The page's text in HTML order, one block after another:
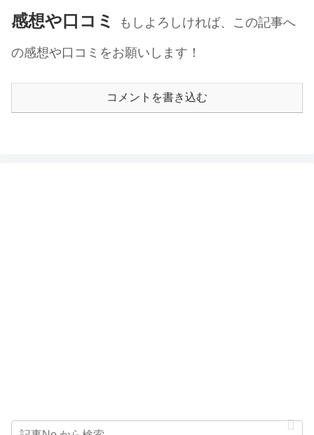
感想や口コミ
もしよろしければ、この記事へ
の感想や口コミをお願いします！
コメントを書き込む